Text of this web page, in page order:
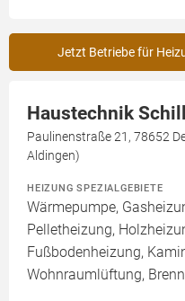
Jetzt Betriebe für
Haustechnik
Paulinenstraße 21, 78652
Aldingen)
HEIZUNG SPEZIALGEBIETE
Wärmepumpe,
Pelletheizung,
Fußbodenheizung,
Wohnraumlüftung,